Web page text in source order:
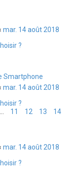
mar. 14 août 2018
?
Smartphone
mar. 14 août 2018
?
11 12 13 14
mar. 14 août 2018
?